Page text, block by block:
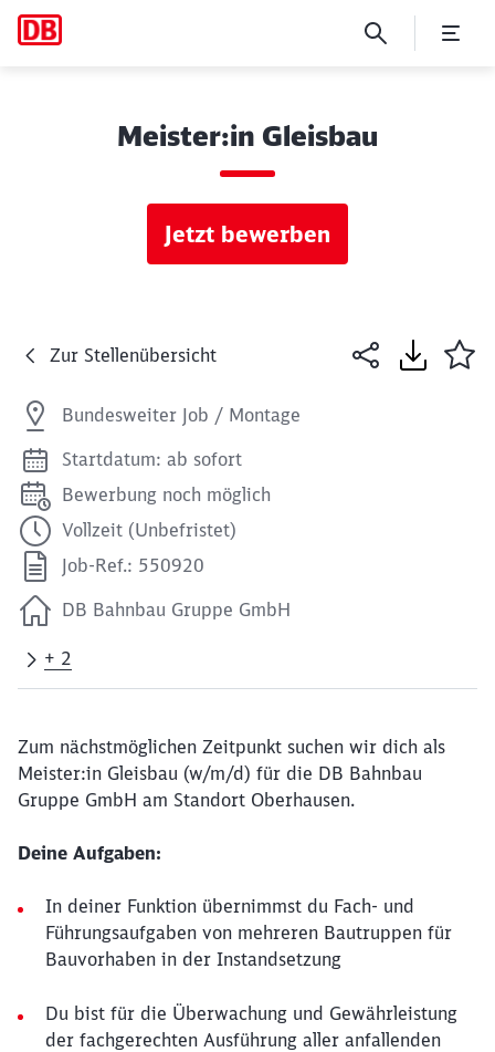
Meister:in Gleisbau
Jetzt bewerben
Zur Stellenübersicht
Bundesweiter Job / Montage
Startdatum: ab sofort
Bewerbung noch möglich
Vollzeit (Unbefristet)
Job-Ref.: 550920
DB Bahnbau Gruppe GmbH
+ 2
Zum nächstmöglichen Zeitpunkt suchen wir dich als
Meister:in Gleisbau (w/m/d) für die DB Bahnbau
Gruppe GmbH am Standort Oberhausen.
Deine Aufgaben:
In deiner Funktion übernimmst du Fach- und
Führungsaufgaben von mehreren Bautruppen für
Bauvorhaben in der Instandsetzung
Du bist für die Überwachung und Gewährleistung
der fachgerechten Ausführung aller anfallenden